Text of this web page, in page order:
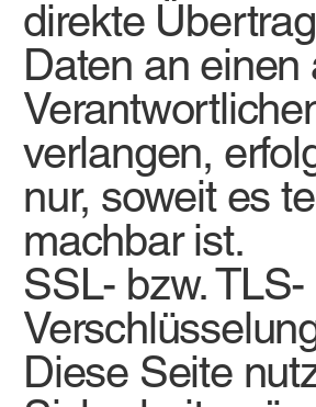
direkte
Daten an einen
verlangen,
nur, soweit es
machbar ist.
SSL- bzw. TLS-
Diese Seite